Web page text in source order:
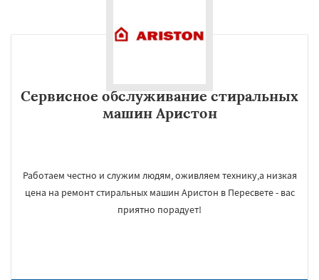
Сервисное обслуживание стиральных
машин Аристон
Работаем честно и служим людям, оживляем технику,а низкая
цена на ремонт стиральных машин Аристон в Пересвете - вас
приятно порадует!